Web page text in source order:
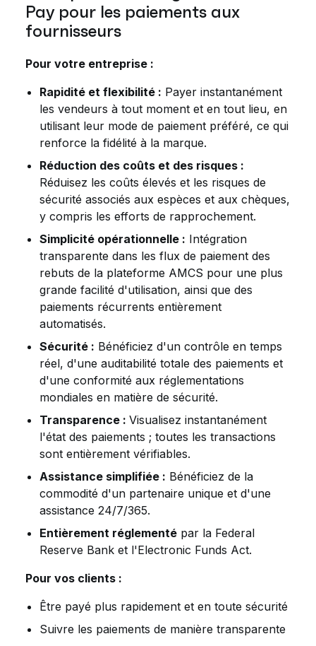
Pay pour les paiements aux
fournisseurs
Pour votre entreprise :
Rapidité et flexibilité : Payer instantanément
les vendeurs à tout moment et en tout lieu, en
utilisant leur mode de paiement préféré, ce qui
renforce la fidélité à la marque.
Réduction des coûts et des risques :
Réduisez les coûts élevés et les risques de
sécurité associés aux espèces et aux chèques,
y compris les efforts de rapprochement.
Simplicité opérationnelle : Intégration
transparente dans les flux de paiement des
rebuts de la plateforme AMCS pour une plus
grande facilité d'utilisation, ainsi que des
paiements récurrents entièrement
automatisés.
Sécurité : Bénéficiez d'un contrôle en temps
réel, d'une auditabilité totale des paiements et
d'une conformité aux réglementations
mondiales en matière de sécurité.
Transparence : Visualisez instantanément
l'état des paiements ; toutes les transactions
sont entièrement vérifiables.
Assistance simplifiée : Bénéficiez de la
commodité d'un partenaire unique et d'une
assistance 24/7/365.
Entièrement réglementé par la Federal
Reserve Bank et l'Electronic Funds Act.
Pour vos clients :
Être payé plus rapidement et en toute sécurité
Suivre les paiements de manière transparente